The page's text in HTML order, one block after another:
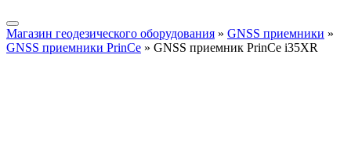
Магазин геодезического оборудования » GNSS приемники »
GNSS приемники PrinCe » GNSS приемник PrinCe i35XR